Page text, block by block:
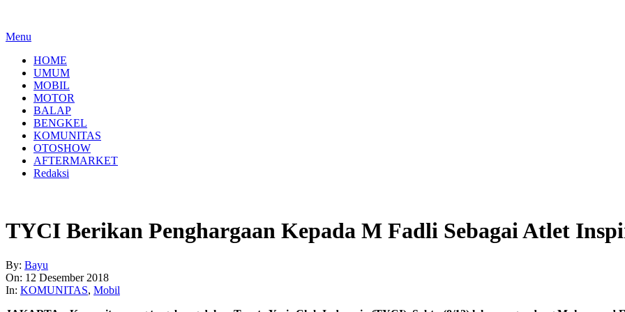
Menu
HOME
UMUM
MOBIL
MOTOR
BALAP
BENGKEL
KOMUNITAS
OTOSHOW
AFTERMARKET
Redaksi
TYCI Berikan Penghargaan Kepada M Fadli Sebagai Atlet
By: Bayu
On: 12 Desember 2018
In: KOMUNITAS, Mobil